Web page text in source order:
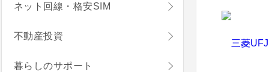
ネット回線・格安SIM
不動産投資
暮らしのサポート